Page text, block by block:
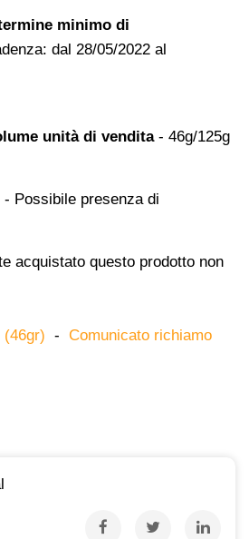
minimo di
dal 28/05/2022 al
unità di vendita- 46g/125g
- Possibile presenza di
acquistato questo prodotto non
(46gr) - Comunicato richiamo